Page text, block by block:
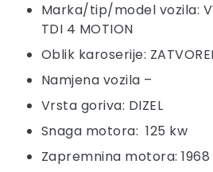
Marka/tip/model vozila:
TDI 4 MOTION
Oblik karoserije:
Namjena vozila –
Vrsta goriva: DIZEL
Snaga motora: 125 kw
Zapremnina motora: